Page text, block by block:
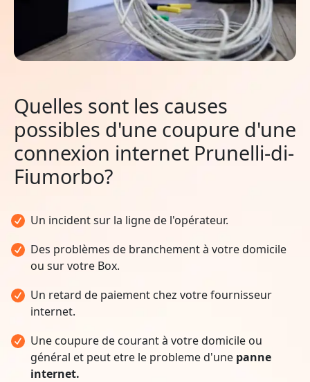
Quelles sont les causes
possibles d'une coupure d'une
connexion internet Prunelli-di-
Fiumorbo?
Un incident sur la ligne de l'opérateur.
Des problèmes de branchement à votre domicile
ou sur votre Box.
Un retard de paiement chez votre fournisseur
internet.
Une coupure de courant à votre domicile ou
général et peut etre le probleme d'une panne
internet.